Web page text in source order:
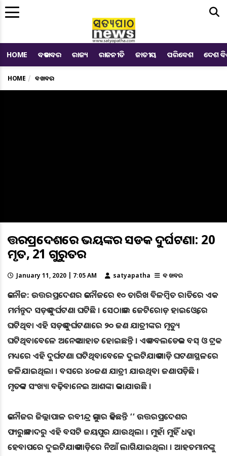
HOME ବଡ ଖବର ରାଜ୍ୟ ରାଜନୀତି ଜାତୀୟ ପରିବେଶ ଦେଶ
HOME ବଡ ଖବର
ଉତ୍ତରପ୍ରଦେଶରେ ଭୟଙ୍କର ସଡକ ଦୁର୍ଘଟଣା: 20
ମୃତ, 21 ଗୁରୁତର
January 11, 2020 | 7:05 AM satyapatha ବଡ ଖବର
କନୌଜ: ଉତ୍ତରପ୍ରଦେଶର କନୌଜରେ ୧୦ ତାରିଖ ବିଳମ୍ବିତ ରାତିରେ ଏକ
ମର୍ମନ୍ତୁଦ ସଡ଼କ ଦୁର୍ଘଟଣା ଘଟିଛି । ସେଠାକାର ଜେଟିରୋଡ଼ ହାଇଓ୍ବେରେ
ଘଟିଥିବା ଏହି ସଡ଼କ ଦୁର୍ଘଟଣାରେ ୨୦ ଜଣ ଯାତ୍ରୀଙ୍କର ମୃତ୍ୟୁ
ଘଟିଥିବାବେଳେ ଅନେକ ଆହାତ ହୋଇଛନ୍ତି । ଏକ ଡବଲଡେକର ବସ୍ ଓ ଟ୍ରକ
ମଧ୍ୟରେ ଏହି ଦୁର୍ଘଟଣା ଘଟିଥିବାବେଳେ ଦୁଇଟିଯାକ ଗାଡ଼ି ଘଟଣାସ୍ଥଳରେ
ଜଳିଯାଇଥିଲା । ବସରେ ୪୦ଜଣ ଯାତ୍ରୀ ଯାଉଥିବା ଜଣାପଡ଼ିଛି ।
ମୃତକଙ୍କ ସଂଖ୍ୟା ବଢ଼ିବାନେଇ ଆଶଙ୍କା କରାଯାଉଛି ।
କନୌଜର ଜିଲ୍ଲାପାଳ ରବୀନ୍ଦ୍ର କୁମାର କହିଛନ୍ତି ‘‘ ଉତ୍ତରପ୍ରଦେଶର
ଫାରୁକାବାଦରୁ ଏହି ବସଟି ଜୟପୁର ଯାଉଥିଲା । ମୁହାଁ ମୁହିଁ ଧକ୍କା
ହେବାପରେ ଦୁଇଟିଯାକ ଗାଡ଼ିରେ ନିଆଁ ଲାଗିଯାଇଥିଲା । ଆହତମାନଙ୍କୁ